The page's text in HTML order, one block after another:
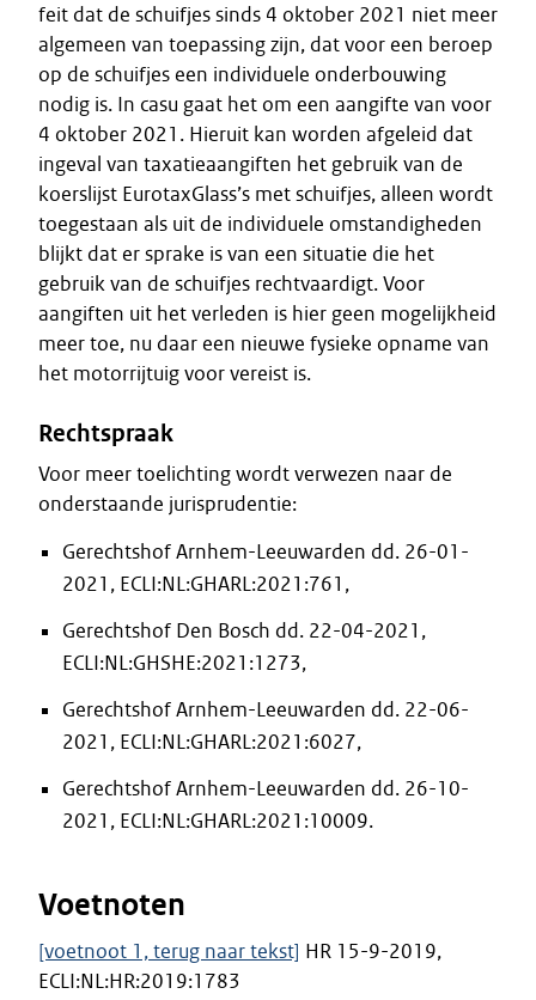
feit dat de schuifjes sinds 4 oktober 2021 niet meer
algemeen van toepassing zijn, dat voor een beroep
op de schuifjes een individuele onderbouwing
nodig is. In casu gaat het om een aangifte van voor
4 oktober 2021. Hieruit kan worden afgeleid dat
ingeval van taxatieaangiften het gebruik van de
koerslijst EurotaxGlass’s met schuifjes, alleen wordt
toegestaan als uit de individuele omstandigheden
blijkt dat er sprake is van een situatie die het
gebruik van de schuifjes rechtvaardigt. Voor
aangiften uit het verleden is hier geen mogelijkheid
meer toe, nu daar een nieuwe fysieke opname van
het motorrijtuig voor vereist is.
Rechtspraak
Voor meer toelichting wordt verwezen naar de
onderstaande jurisprudentie:
Gerechtshof Arnhem-Leeuwarden dd. 26-01-
2021, ECLI:NL:GHARL:2021:761,
Gerechtshof Den Bosch dd. 22-04-2021,
ECLI:NL:GHSHE:2021:1273,
Gerechtshof Arnhem-Leeuwarden dd. 22-06-
2021, ECLI:NL:GHARL:2021:6027,
Gerechtshof Arnhem-Leeuwarden dd. 26-10-
2021, ECLI:NL:GHARL:2021:10009.
Voetnoten
[voetnoot 1, terug naar tekst] HR 15-9-2019,
ECLI:NL:HR:2019:1783